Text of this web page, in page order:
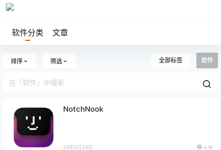
软件分类 文章
排序 筛选 全部标签 软件
NotchNook
24年8月24日 4.7k